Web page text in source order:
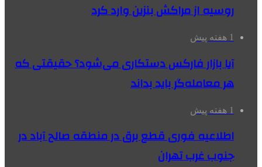
روسیه از مراکش بنزین وارد کرد
1 هفته پیش
آیا بازار فارکس دستکاری می‌شود؟ حقیقتی که
هر معامله‌گر باید بداند
1 هفته پیش
اطلاعیه فوری قطع برق در منطقه صالح آباد در
جنوب غرب تهران